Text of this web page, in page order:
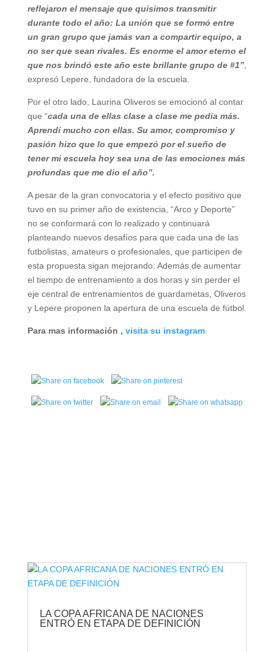
reflejaron el mensaje que quisimos transmitir
durante todo el año: La unión que se formó entre
un gran grupo que jamás van a compartir equipo, a
no ser que sean rivales. Es enorme el amor eterno el
que nos brindó este año este brillante grupo de #1”,
expresó Lepere, fundadora de la escuela.
Por el otro lado, Laurina Oliveros se emocionó al contar
que “cada una de ellas clase a clase me pedía más.
Aprendí mucho con ellas. Su amor, compromiso y
pasión hizo que lo que empezó por el sueño de
tener mi escuela hoy sea una de las emociones más
profundas que me dio el año”.
A pesar de la gran convocatoria y el efecto positivo que
tuvo en su primer año de existencia, “Arco y Deporte”
no se conformará con lo realizado y continuará
planteando nuevos desafíos para que cada una de las
futbolistas, amateurs o profesionales, que participen de
esta propuesta sigan mejorando: Además de aumentar
el tiempo de entrenamiento a dos horas y sin perder el
eje central de entrenamientos de guardametas, Oliveros
y Lepere proponen la apertura de una escuela de fútbol.
Para mas información , visita su instagram
LA COPA AFRICANA DE NACIONES
ENTRÓ EN ETAPA DE DEFINICIÓN